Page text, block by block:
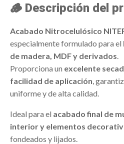
🪵 Descripción del
Acabado Nitrocelulósico
especialmente formulado para el
de madera, MDF y derivados
Proporciona un excelente
facilidad de aplicación ,
uniforme y de alta calidad.
Ideal para el acabado final de
interior y elementos
fondeados y lijados.